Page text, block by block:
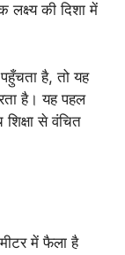
लक्ष्य की दिशा में
है, तो यह
है। यह पहल
से वंचित
में फैला है